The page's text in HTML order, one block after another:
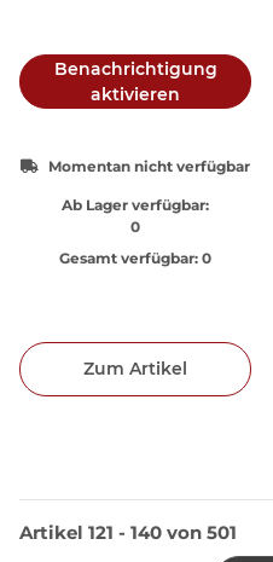
Benachrichtigung
aktivieren
Momentan nicht verfügbar
Ab Lager verfügbar:
0
Gesamt verfügbar: 0
Zum Artikel
Artikel 121 - 140 von 501